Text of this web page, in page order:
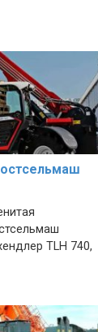
TLH 740,